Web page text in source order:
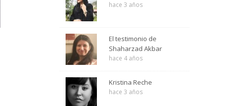
hace 3 años
El testimonio de
Shaharzad Akbar
hace 4 años
Kristina Reche
hace 3 años